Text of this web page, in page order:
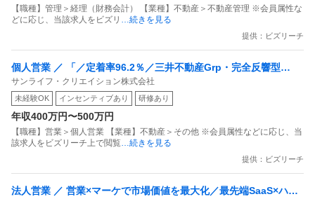
【職種】管理＞経理（財務会計） 【業種】不動産＞不動産管理 ※会員属性な
どに応じ、当該求人をビズリ …続きを見る
提供：ビズリーチ
個人営業 ／ 「／定着率96.2％／三井不動産Grp・完全反響型
の”コンサルティング営業”」飛び込み一切なし標準労働時間7時間
先輩の75％が未経験スタート！
サンライフ・クリエイション株式会社
未経験OK インセンティブあり 研修あり
年収400万円〜500万円
【職種】営業＞個人営業 【業種】不動産＞その他 ※会員属性などに応じ、当
該求人をビズリーチ上で閲覧…続きを見る
提供：ビズリーチ
法人営業 ／ 営業×マーケで市場価値を最大化／最先端SaaS×ハー